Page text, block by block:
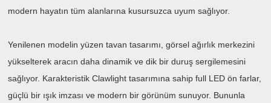
modern hayatın tüm alanlarına kusursuzca uyum sağlıyor.
Yenilenen modelin yüzen tavan tasarımı, görsel ağırlık merkezini
yükselterek aracın daha dinamik ve dik bir duruş sergilemesini
sağlıyor. Karakteristik Clawlight tasarımına sahip full LED ön farlar,
güçlü bir ışık imzası ve modern bir görünüm sunuyor. Bununla